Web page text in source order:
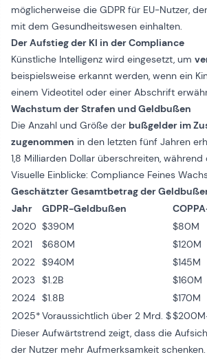
möglicherweise die GDPR für EU-Nutzer,
mit dem Gesundheitswesen einhalten.
Der Aufstieg der KI in der Compliance
Künstliche Intelligenz wird eingesetzt, um
beispielsweise erkannt werden, wenn ein
einem Videotitel oder einer Abschrift
Wachstum der Strafen und Geldbußen
Die Anzahl und Größe der bußgelder im
zugenommen in den letzten fünf Jahren
1,8 Milliarden Dollar überschreiten,
Visuelle Einblicke: Compliance Feines
Geschätzter Gesamtbetrag der
Jahr
GDPR-Geldbußen
2020 $390M $80M
2021
$680M $120M
2022 $940M $145M
2023 $1.2B $160M
2024 $1.8B $170M
2025*Voraussichtlich über 2 Mrd. $
Dieser Aufwärtstrend zeigt, dass die
der Nutzer mehr Aufmerksamkeit